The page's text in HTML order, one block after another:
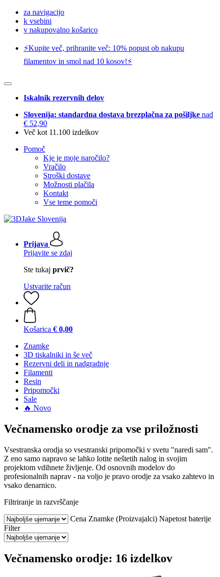
za navigacijo
k vsebini
v nakupovalno košarico
⚡️Kupite več, prihranite več: 10% popust ob nakupu
filamentov in smol nad 10 kosov!⚡️
Iskalnik rezervnih delov
Slovenija: standardna dostava brezplačna za pošiljke nad
€ 52,90
Več kot 11.100 izdelkov
Pomoč
Kje je moje naročilo?
Vračilo
Stroški dostave
Možnosti plačila
Kontakt
Vse teme pomoči
Prijava
Prijavite se zdaj
Ste tukaj prvič?
Ustvarite račun
Košarica € 0,00
Znamke
3D tiskalniki in še več
Rezervni deli in nadgradnje
Filamenti
Resin
Pripomočki
Sale
🔥 Novo
Večnamensko orodje za vse priložnosti
Vsestranska orodja so vsestranski pripomočki v svetu "naredi sam".
Z eno samo napravo se lahko lotite neštetih nalog in svojim
projektom vdihnete življenje. Od osnovnih modelov do
profesionalnih naprav - na voljo je pravo orodje za vsako zahtevo in
vsako denarnico.
Filtriranje in razvrščanje
Cena Znamke (Proizvajalci) Napetost baterije
Filter
Večnamensko orodje: 16 izdelkov